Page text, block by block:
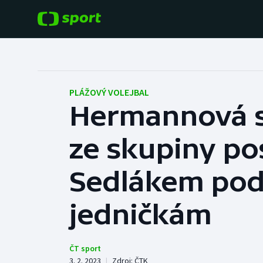
Fotbal
Hokej
Tenis
Atletika
Baseball a softbal
Basketbal
Biatlon
Boby a skeleton
PLÁŽOVÝ VOLEJBAL
Hermannová
ze skupiny
Sedlákem
jedničkám
ČT sport
3. 2. 2023 | Zdroj: ČTK